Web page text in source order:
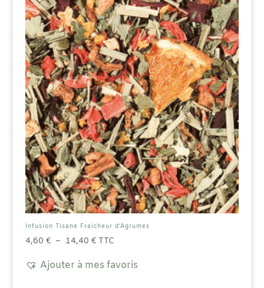
Infusion Tisane Fraicheur d’Agrumes
4,60 € – 14,40 €Plage
prix :
TTC
Ajouter à mes favoris